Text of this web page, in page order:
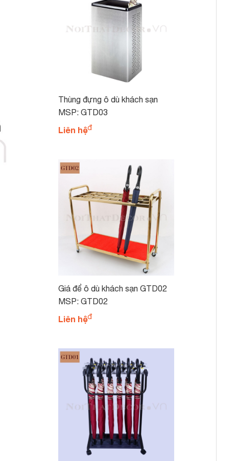
Thùng đựng ô dù khách sạn
GTD03
MSP: GTD03
Liên hệ
Giá để ô dù khách sạn GTD02
MSP: GTD02
Liên hệ